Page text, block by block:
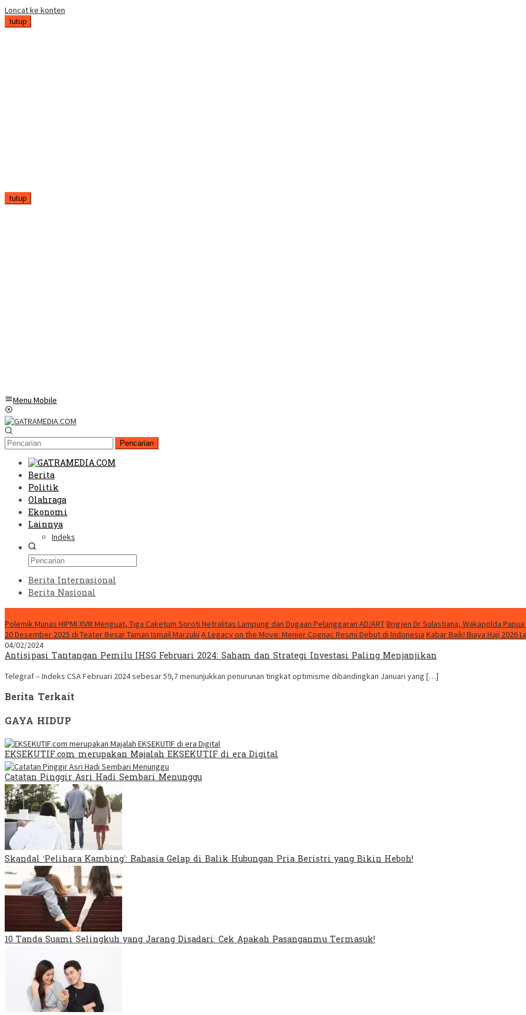
Loncat ke konten
tutup
tutup
Menu Mobile
Pencarian
Berita
Politik
Olahraga
Ekonomi
Lainnya
Indeks
Berita Internasional
Berita Nasional
Polemik Munas HIPMI XVIII Menguat, Tiga Caketum Soroti Netralitas Lampung dan Dugaan Pelanggaran AD/ARTBrigjen Dr Sulastiana, Wakapolda
20 Desember 2025 di Teater Besar Taman Ismail Marzuki A Legacy on the Move: Menier Cognac Resmi Debut di Indonesia Kabar Baik! Biaya Haji 2026
04/02/2024
Antisipasi Tantangan Pemilu IHSG Februari 2024: Saham dan Strategi Investasi Paling Menjanjikan
Telegraf – Indeks CSA Februari 2024 sebesar 59,7 menunjukkan penurunan tingkat optimisme dibandingkan Januari yang […]
Berita Terkait
GAYA HIDUP
EKSEKUTIF.com merupakan Majalah EKSEKUTIF di era Digital
Catatan Pinggir Asri Hadi Sembari Menunggu
Skandal ‘Pelihara Kambing’: Rahasia Gelap di Balik Hubungan Pria Beristri yang Bikin Heboh!
10 Tanda Suami Selingkuh yang Jarang Disadari: Cek Apakah Pasanganmu Termasuk!